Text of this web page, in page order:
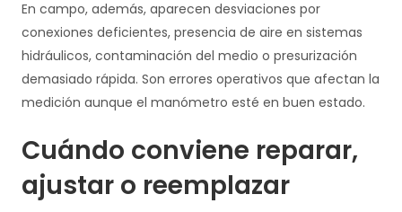
En campo, además, aparecen desviaciones por
conexiones deficientes, presencia de aire en sistemas
hidráulicos, contaminación del medio o presurización
demasiado rápida. Son errores operativos que afectan la
medición aunque el manómetro esté en buen estado.
Cuándo conviene reparar,
ajustar o reemplazar